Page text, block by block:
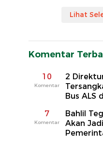
Lihat
Komentar
10
Komentar
2
Bus ALS
7
Komentar
Bahlil
Akan